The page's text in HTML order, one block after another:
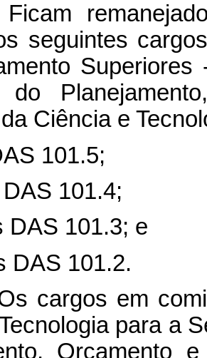
Ficam
seguintes
do
Ciência e
101.5;
101.4;
DAS 101.3; e
DAS 101.2.
cargos em
para a